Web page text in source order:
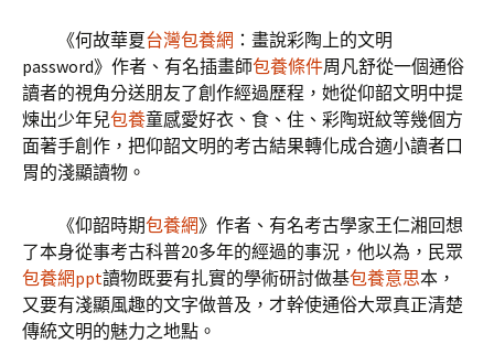
《何故華夏台灣包養網 ：畫說彩陶上的文明
password》作者、有名插畫師包養條件周凡舒從一個通俗
讀者的視角分送朋友了創作經過歷程，她從仰韶文明中提
煉出少年兒包養童感愛好衣、食、住、彩陶斑紋等幾個方
面著手創作，把仰韶文明的考古結果轉化成合適小讀者口
胃的淺顯讀物。
《仰韶時期包養網》作者、有名考古學家王仁湘回想
了本身從事考古科普20多年的經過的事況，他以為，民眾
包養網ppt讀物既要有扎實的學術研討做基包養意思本，
又要有淺顯風趣的文字做普及，才幹使通俗大眾真正清楚
傳統文明的魅力之地點。